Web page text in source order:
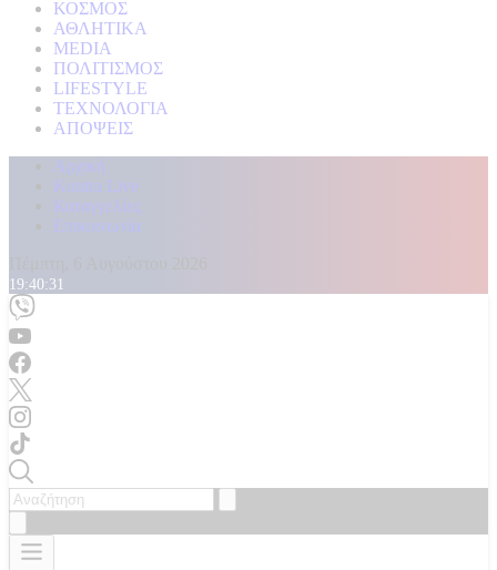
ΚΟΣΜΟΣ
ΑΘΛΗΤΙΚΑ
MEDIA
ΠΟΛΙΤΙΣΜΟΣ
LIFESTYLE
ΤΕΧΝΟΛΟΓΙΑ
ΑΠΟΨΕΙΣ
Αρχική
Kontra Live
Καταγγελίες
Επικοινωνία
19:40:33